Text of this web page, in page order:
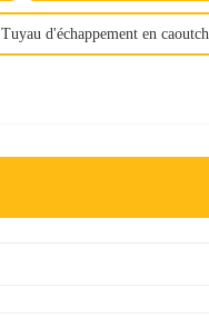
Tuyau d'échappement en